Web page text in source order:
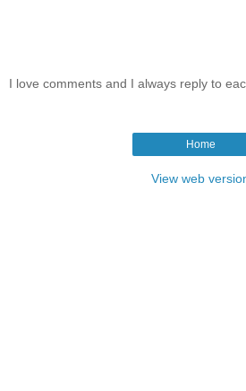
I love comments and I always reply to
Home
View web